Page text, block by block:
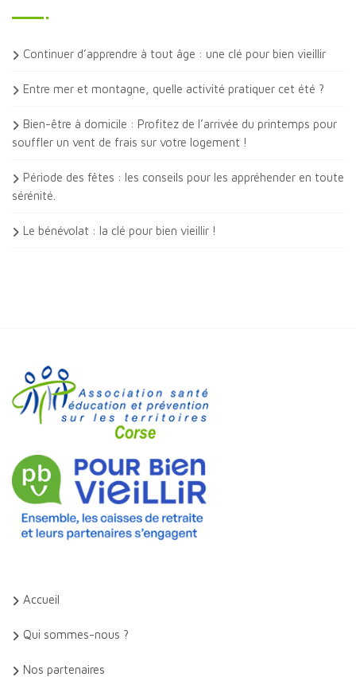
Continuer d’apprendre à tout âge : une clé pour bien vieillir
Entre mer et montagne, quelle activité pratiquer cet été ?
Bien-être à domicile : Profitez de l’arrivée du printemps pour
souffler un vent de frais sur votre logement !
Période des fêtes : les conseils pour les appréhender en toute
sérénité.
Le bénévolat : la clé pour bien vieillir !
Accueil
Qui sommes-nous ?
Nos partenaires